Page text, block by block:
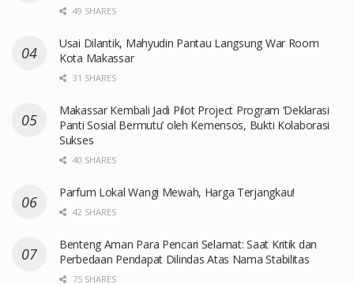
49 SHARES
Usai Dilantik, Mahyudin Pantau Langsung War Room
Kota Makassar
31 SHARES
Makassar Kembali Jadi Pilot Project Program ‘Deklarasi
Panti Sosial Bermutu’ oleh Kemensos, Bukti Kolaborasi
Sukses
40 SHARES
Parfum Lokal Wangi Mewah, Harga Terjangkau!
42 SHARES
Benteng Aman Para Pencari Selamat: Saat Kritik dan
Perbedaan Pendapat Dilindas Atas Nama Stabilitas
75 SHARES